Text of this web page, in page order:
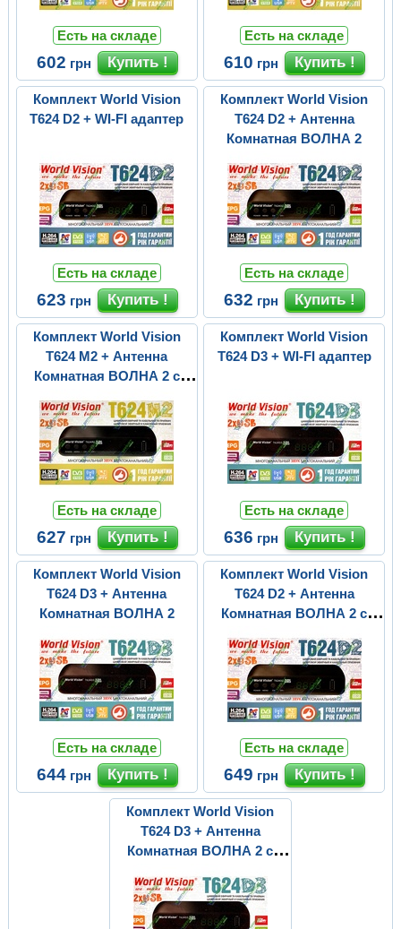
Есть на складе
602 грн
Есть на складе
610 грн
Комплект World Vision
T624 D2 + WI-FI адаптер
Есть на складе
623 грн
Комплект World Vision
T624 D2 + Антенна
Комнатная ВОЛНА 2
Есть на складе
632 грн
Комплект World Vision
T624 M2 + Антенна
Комнатная ВОЛНА 2 с
Есть на складе
627 грн
Комплект World Vision
T624 D3 + WI-FI адаптер
Есть на складе
636 грн
Комплект World Vision
T624 D3 + Антенна
Комнатная ВОЛНА 2
Есть на складе
644 грн
Комплект World Vision
T624 D2 + Антенна
Комнатная ВОЛНА 2 с
Есть на складе
649 грн
Комплект World Vision
T624 D3 + Антенна
Комнатная ВОЛНА 2 с